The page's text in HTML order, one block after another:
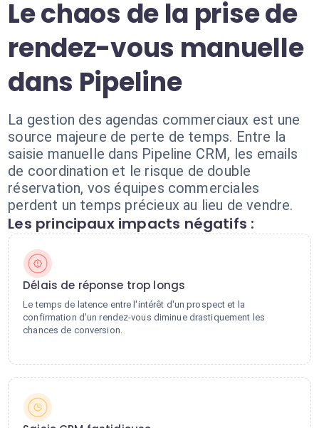
Le chaos de la prise de
rendez-vous manuelle
dans Pipeline
La gestion des agendas commerciaux est une
source majeure de perte de temps. Entre la
saisie manuelle dans Pipeline CRM, les emails
de coordination et le risque de double
réservation, vos équipes commerciales
perdent un temps précieux au lieu de vendre.
Les principaux impacts négatifs :
Délais de réponse trop longs
Le temps de latence entre l'intérêt d'un prospect et la
confirmation d'un rendez-vous diminue drastiquement les
chances de conversion.